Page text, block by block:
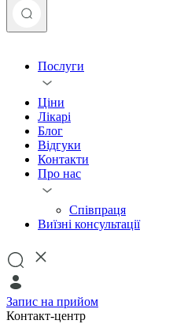
Послуги
Ціни
Лікарі
Блог
Відгуки
Контакти
Про нас
Співпраця
Виїзні консультації
Запис на прийом
Контакт-центр